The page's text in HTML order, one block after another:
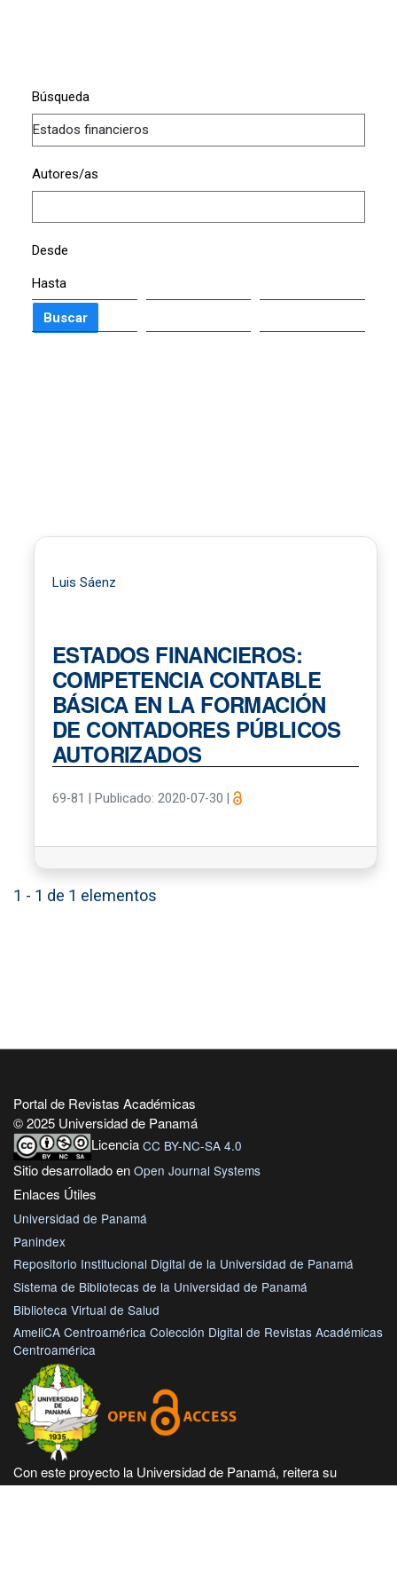
Búsqueda
Autores/as
Desde
Hasta
Buscar
Luis Sáenz
ESTADOS FINANCIEROS:
COMPETENCIA CONTABLE
BÁSICA EN LA FORMACIÓN
DE CONTADORES PÚBLICOS
AUTORIZADOS
69-81 Publicado: 2020-07-30
1 - 1 de 1 elementos
Portal de Revistas Académicas
© 2025 Universidad de Panamá
Licencia CC BY-NC-SA 4.0
Sitio desarrollado en Open Journal Systems
Enlaces Útiles
Universidad de Panamá
Panindex
Repositorio Institucional Digital de la Universidad de Panamá
Sistema de Bibliotecas de la Universidad de Panamá
Biblioteca Virtual de Salud
AmeliCA Centroamérica Colección Digital de Revistas Académicas
Centroamérica
Con este proyecto la Universidad de Panamá, reitera su
compromiso de seguir trabajando en las corrientes de acceso